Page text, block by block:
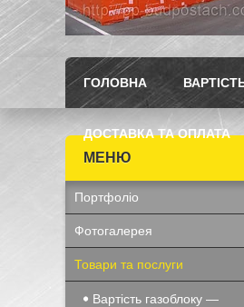
ГОЛОВНА
ДОСТАВКА ТА ОПЛАТА
Портфоліо
Фотогалерея
Товари та послуги
Вартість газоблоку —